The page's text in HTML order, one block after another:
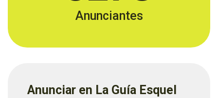
Anunciantes
Anunciar en La Guía Esquel